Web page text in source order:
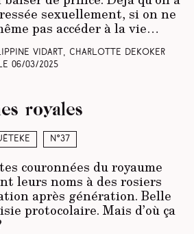
sexuellement, si on ne
pas accéder à la vie…
Vidart, Charlotte Dekoker
06/03/2025
N°37
royales
couronnées du royaume
leurs noms ­à des rosiers
après génération. Belle
protocolaire. Mais d’où ça